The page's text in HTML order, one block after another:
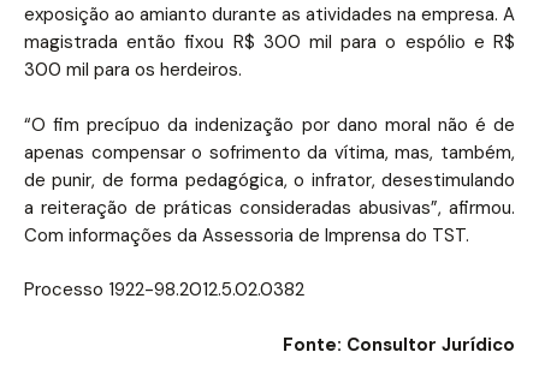
exposição ao amianto durante as atividades na empresa. A
magistrada então fixou R$ 300 mil para o espólio e R$
300 mil para os herdeiros.
“O fim precípuo da indenização por dano moral não é de
apenas compensar o sofrimento da vítima, mas, também,
de punir, de forma pedagógica, o infrator, desestimulando
a reiteração de práticas consideradas abusivas”, afirmou.
Com informações da Assessoria de Imprensa do TST.
Processo 1922-98.2012.5.02.0382
Fonte: Consultor Jurídico